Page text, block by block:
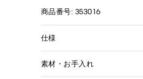
商品番号: 353016
仕様
素材・お手入れ